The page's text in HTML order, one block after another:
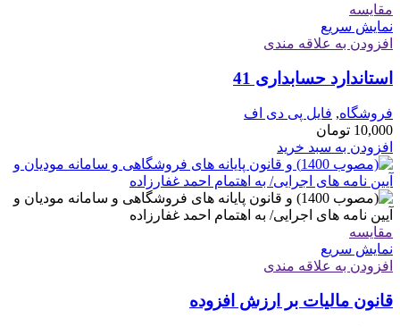
مقايسه
نمایش سریع
افزودن به علاقه مندی
استاندارد حسابداری 41
فروشگاه, فایل پی دی اف
10,000 تومان
افزودن به سبد خرید
مقايسه
نمایش سریع
افزودن به علاقه مندی
قانون مالیات بر ارزش افزوده